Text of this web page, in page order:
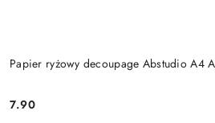
Papier ryżowy decoupage Abstudio A4
Cena:
7.90